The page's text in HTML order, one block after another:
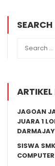
SEARCH
JAGOAN
JUARA 1
SISWA